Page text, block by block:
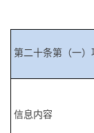
第二十条第（一）
信息内容